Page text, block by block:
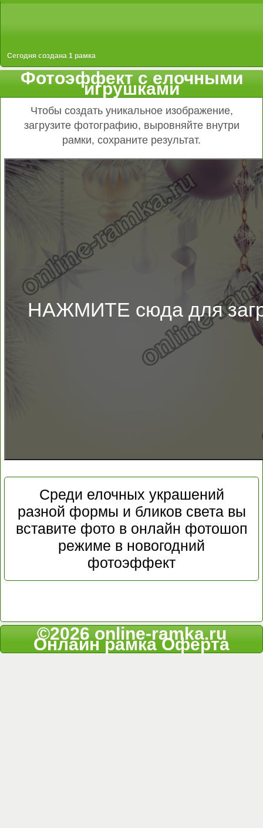
Сегодня создана 1 рамка
Фотоэффект с елочными
игрушками
Чтобы создать уникальное изображение,
загрузите фотографию, выровняйте внутри
рамки, сохраните результат.
НАЖМИТЕ сюда для
Среди елочных украшений
разной формы и бликов света вы
вставите фото в онлайн фотошоп
режиме в новогодний
фотоэффект
©2026 online-ramka.ru
Онлайн рамкаОферта